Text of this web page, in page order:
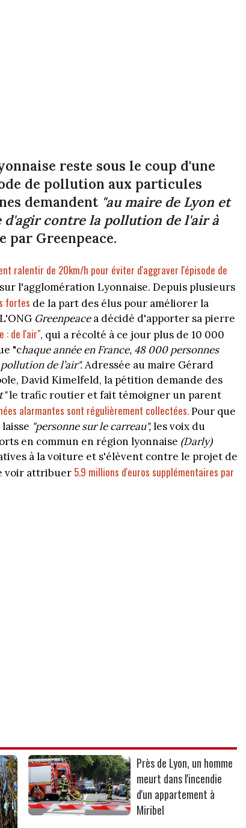
reste sous le coup d'une
de pollution aux particules
demandent "au maire de Lyon et
d'agir contre la pollution de l'air à
Greenpeace.
ralentir de 20km/h pour éviter d'aggraver l'épisode de
l'agglomération Lyonnaise. Depuis plusieurs
fortes de la part des élus pour améliorer la
Greenpeacea décidé d'apporter sa pierre
: de l'air", qui a récolté à ce jour plus de 10 000
"chaque année en France, 48 000 personnes
de l’air".Adressée au maire Gérard
David Kimelfeld, la pétition demande des
le trafic routier et fait témoigner un parent
alarmantes sont régulièrement collectées.Pour que
"personne sur le carreau",les voix du
en commun en région lyonnaise (Darly)
à la voiture et s'élèvent contre le projet de
voir attribuer 5.9 millions d'euros supplémentaires par
Près de Lyon, un homme
meurt dans l'incendie
d'un appartement à
Miribel